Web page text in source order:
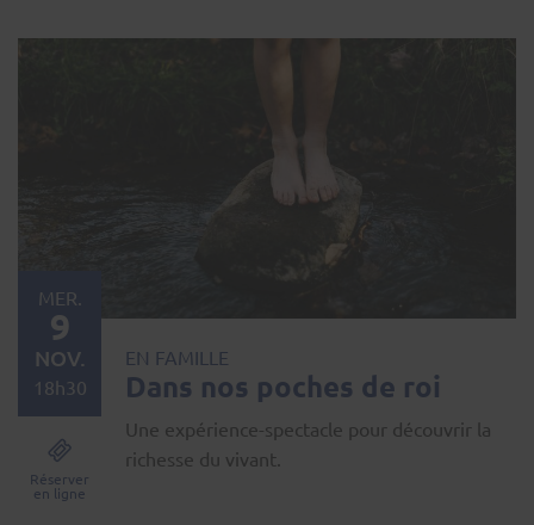
EN FAMILLE
Dans nos poches de roi
Une expérience-spectacle pour découvrir la
richesse du vivant.
MER.
9
NOV.
18h30
Réserver
en ligne